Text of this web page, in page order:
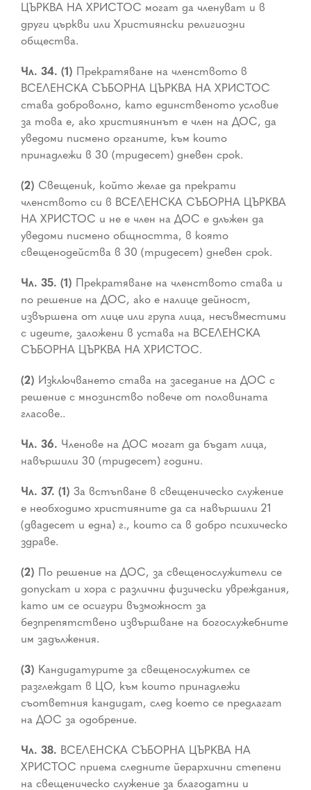
ЦЪРКВА НА ХРИСТОС могат да членуват и в
други църкви или Християнски религиозни
общества.
Чл. 34. (1) Прекратяване на членството в
ВСЕЛЕНСКА СЪБОРНА ЦЪРКВА НА ХРИСТОС
става доброволно, като единственото условие
за това е, ако християнинът е член на ДОС, да
уведоми писмено органите, към които
принадлежи в 30 (тридесет) дневен срок.
(2) Свещеник, който желае да прекрати
членството си в ВСЕЛЕНСКА СЪБОРНА ЦЪРКВА
НА ХРИСТОС и не е член на ДОС е длъжен да
уведоми писмено общността, в която
свещенодейства в 30 (тридесет) дневен срок.
Чл. 35. (1) Прекратяване на членството става и
по решение на ДОС, ако е налице дейност,
извършена от лице или група лица, несъвместими
с идеите, заложени в устава на ВСЕЛЕНСКА
СЪБОРНА ЦЪРКВА НА ХРИСТОС.
(2) Изключването става на заседание на ДОС с
решение с мнозинство повече от половината
гласове..
Чл. 36. Членове на ДОС могат да бъдат лица,
навършили 30 (тридесет) години.
Чл. 37. (1) За встъпване в свещеническо служение
е необходимо християните да са навършили 21
(двадесет и една) г., които са в добро психическо
здраве.
(2) По решение на ДОС, за свещенослужители се
допускат и хора с различни физически увреждания,
като им се осигури възможност за
безпрепятствено извършване на богослужебните
им задължения.
(3) Кандидатурите за свещенослужител се
разглеждат в ЦО, към които принадлежи
съответния кандидат, след което се предлагат
на ДОС за одобрение.
Чл. 38. ВСЕЛЕНСКА СЪБОРНА ЦЪРКВА НА
ХРИСТОС приема следните йерархични степени
на свещеническо служение за благодатни и